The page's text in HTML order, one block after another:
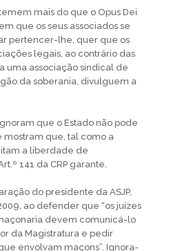
mais do que o Opus Dei
que os seus associados se
pertencer-lhe, quer que os
legais, ao contrário das
uma associação sindical de
da soberania, divulguem a
ignoram que o Estado não pode
mostram que, tal como a
a liberdade de
141 da CRP garante.
do presidente da ASJP,
ao defender que “os juízes
devem comunicá-lo
da Magistratura e pedir
envolvam maçons”. Ignora-